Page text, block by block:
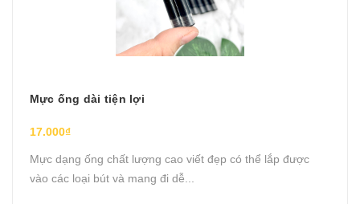
Mực ống dài tiện lợi
17.000₫
Mực dạng ống chất lượng cao viết đẹp có thể lắp được
vào các loại bút và mang đi dễ...